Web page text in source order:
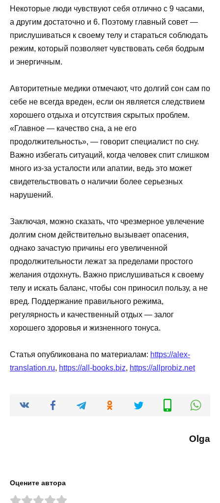
Некоторые люди чувствуют себя отлично с 9 часами,
а другим достаточно и 6. Поэтому главный совет —
прислушиваться к своему телу и стараться соблюдать
режим, который позволяет чувствовать себя бодрым
и энергичным.
Авторитетные медики отмечают, что долгий сон сам по
себе не всегда вреден, если он является следствием
хорошего отдыха и отсутствия скрытых проблем.
«Главное — качество сна, а не его
продолжительность», — говорит специалист по сну.
Важно избегать ситуаций, когда человек спит слишком
много из-за усталости или апатии, ведь это может
свидетельствовать о наличии более серьезных
нарушений.
Заключая, можно сказать, что чрезмерное увлечение
долгим сном действительно вызывает опасения,
однако зачастую причины его увеличенной
продолжительности лежат за пределами простого
желания отдохнуть. Важно прислушиваться к своему
телу и искать баланс, чтобы сон приносил пользу, а не
вред. Поддержание правильного режима,
регулярность и качественный отдых — залог
хорошего здоровья и жизненного тонуса.
Статья опубликована по материалам: https://alex-
translation.ru, https://all-books.biz, https://allprobiz.net
Olga
Оцените автора